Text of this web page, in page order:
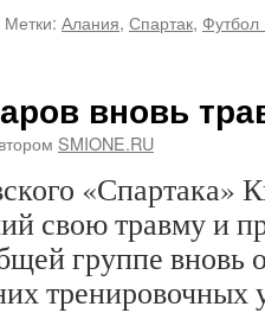
Метки: Алания, Спартак, Футбол
вновь
SMIONE.RU
«Спартака»
свою травму и
группе вновь
тренировочных